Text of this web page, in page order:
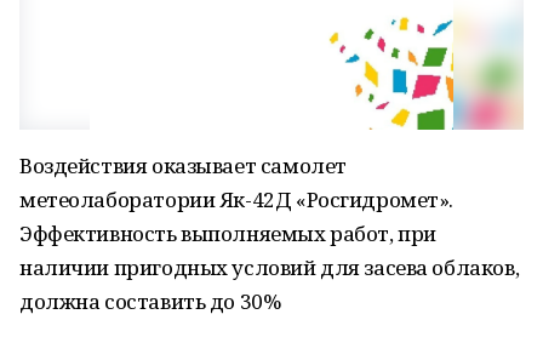
Воздействия оказывает самолет
метеолаборатории Як-42Д «Росгидромет».
Эффективность выполняемых работ, при
наличии пригодных условий для засева облаков,
должна составить до 30%